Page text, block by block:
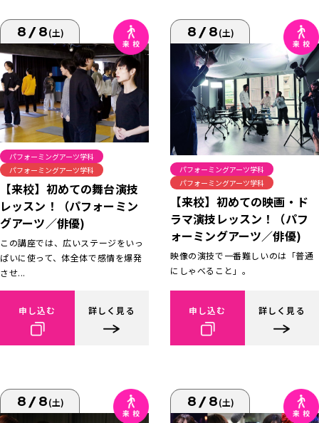
8/8(土)
パフォーミングアーツ学科
パフォーミングアーツ学科
【来校】初めての舞台演技
レッスン！（パフォーミン
グアーツ／俳優)
この講座では、広いステージをいっ
ぱいに使って、体全体で感情を爆発
させ...
申し込む 詳しく見る
8/8(土)
パフォーミングアーツ学科
パフォーミングアーツ学科
【来校】初めての映画・ド
ラマ演技レッスン！（パフ
ォーミングアーツ／俳優)
映像の演技で一番難しいのは「普通
にしゃべること」。
申し込む 詳しく見る
8/8(土) 8/8(土)